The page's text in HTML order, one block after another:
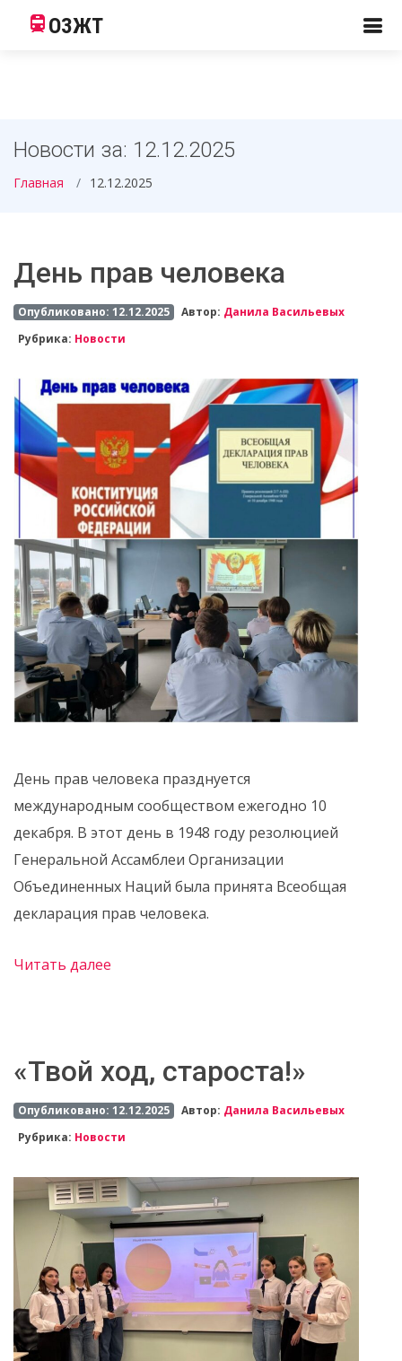
ОЗЖТ
Новости за: 12.12.2025
Главная 12.12.2025
День прав человека
Опубликовано: 12.12.2025 Автор: Данила Васильевых
Рубрика: Новости
День прав человека празднуется
международным сообществом ежегодно 10
декабря. В этот день в 1948 году резолюцией
Генеральной Ассамблеи Организации
Объединенных Наций была принята Всеобщая
декларация прав человека.
Читать далее
«Твой ход, староста!»
Опубликовано: 12.12.2025 Автор: Данила Васильевых
Рубрика: Новости